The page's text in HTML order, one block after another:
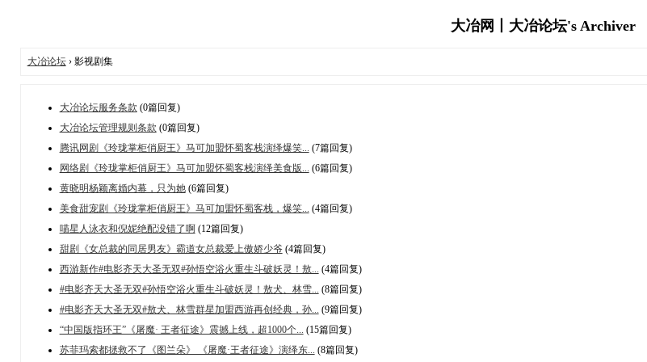
大冶网丨大冶论坛's Archiver
大冶论坛› 影视剧集
大冶论坛服务条款 (0篇回复)
大冶论坛管理规则条款 (0篇回复)
腾讯网剧《玲珑掌柜俏厨王》马可加盟怀蜀客栈演绎爆笑... (7篇回复)
网络剧《玲珑掌柜俏厨王》马可加盟怀蜀客栈演绎美食版... (6篇回复)
黄晓明杨颖离婚内幕，只为她(6篇回复)
美食甜宠剧《玲珑掌柜俏厨王》马可加盟怀蜀客栈，爆笑... (4篇回复)
喵星人泳衣和倪妮绝配没错了啊(12篇回复)
甜剧《女总裁的同居男友》霸道女总裁爱上傲娇少爷(4篇回复)
西游新作#电影齐天大圣无双#孙悟空浴火重生斗破妖灵！敖... (4篇回复)
#电影齐天大圣无双#孙悟空浴火重生斗破妖灵！敖犬、林雪... (8篇回复)
#电影齐天大圣无双#敖犬、林雪群星加盟西游再创经典，孙... (9篇回复)
“中国版指环王”《屠魔· 王者征途》震撼上线，超1000个... (15篇回复)
苏菲玛索都拯救不了《图兰朵》 《屠魔·王者征途》演绎东... (8篇回复)